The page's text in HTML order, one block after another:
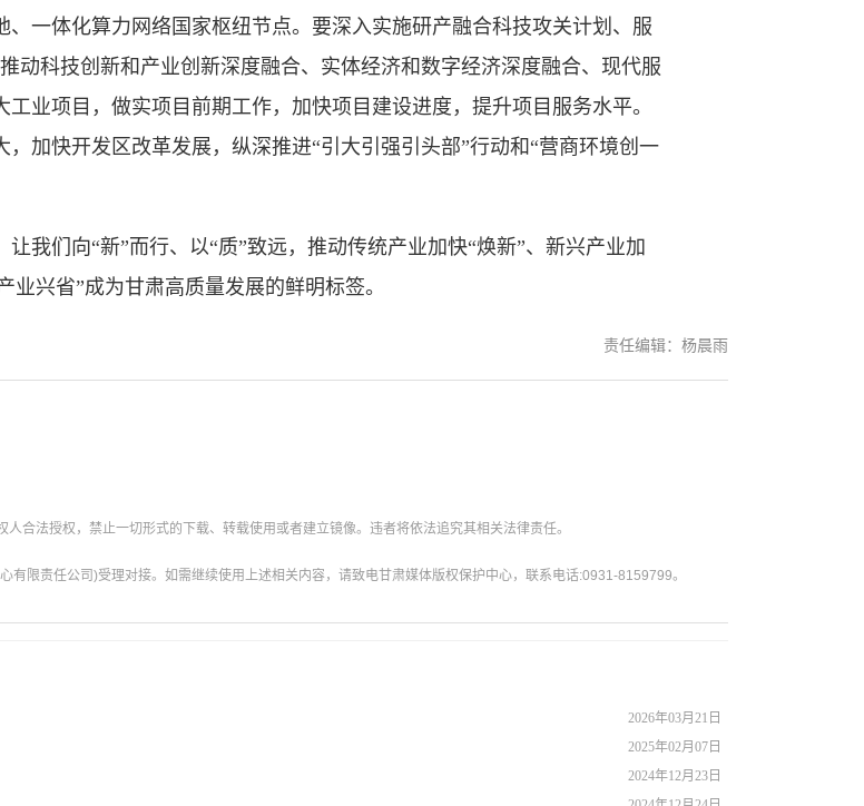
一体化算力网络国家枢纽节点。要深入实施研产融合科技攻关计划、服
动科技创新和产业创新深度融合、实体经济和数字经济深度融合、现代服
业项目，做实项目前期工作，加快项目建设进度，提升项目服务水平。
加快开发区改革发展，纵深推进“引大引强引头部”行动和“营商环境创一
们向“新”而行、以“质”致远，推动传统产业加快“焕新”、新兴产业加
业兴省”成为甘肃高质量发展的鲜明标签。
责任编辑：杨晨雨
合法授权，禁止一切形式的下载、转载使用或者建立镜像。违者将依法追究其相关法律责任。
限责任公司)受理对接。如需继续使用上述相关内容，请致电甘肃媒体版权保护中心，联系电话:0931-8159799。
2026年03月21日
2025年02月07日
2024年12月23日